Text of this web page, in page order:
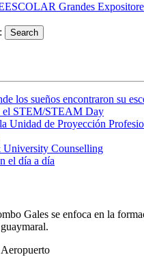
Grandes
Search
los sueños encontraron su
el STEM/STEAM Day
Unidad de Proyección
University Counselling
el día a día
Gales se enfoca en la